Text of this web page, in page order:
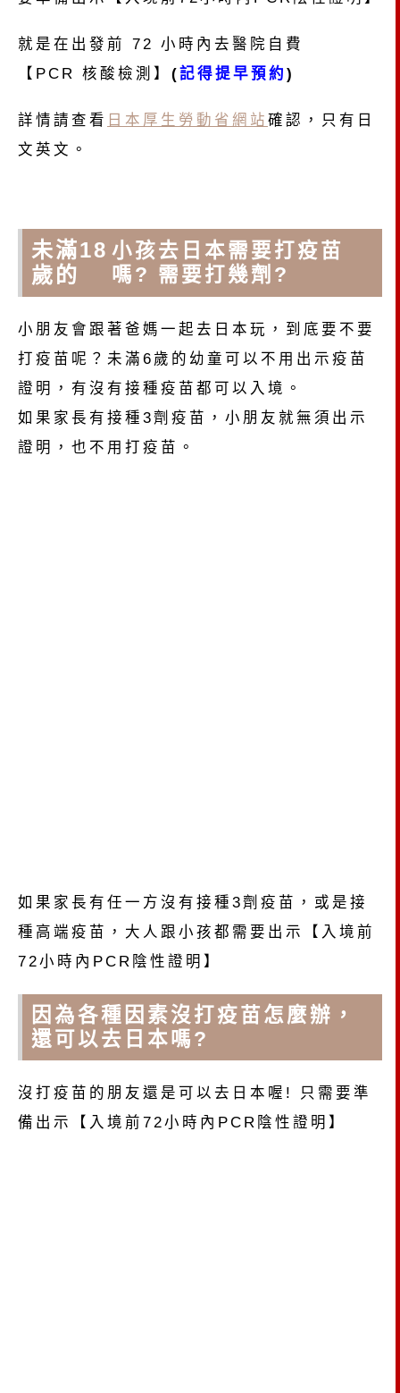
就是在出發前 72 小時內去醫院自費
【PCR 核酸檢測】 (記得提早預約 )
詳情請查看 日本厚生勞動省網站 確認，只有日
文英文。
未滿18
歲的
小孩去日本需要打疫苗
嗎? 需要打幾劑?
小朋友會跟著爸媽一起去日本玩，到底要不要
打疫苗呢？未滿6歲的幼童可以不用出示疫苗
證明，有沒有接種疫苗都可以入境。
如果家長有接種3劑疫苗，小朋友就無須出示
證明，也不用打疫苗。
如果家長有任一方沒有接種3劑疫苗，或是接
種高端疫苗，大人跟小孩都需要出示【入境前
72小時內PCR陰性證明】
因為各種因素沒打疫苗怎麼辦，
還可以去日本嗎?
沒打疫苗的朋友還是可以去日本喔! 只需要準
備出示【入境前72小時內PCR陰性證明】